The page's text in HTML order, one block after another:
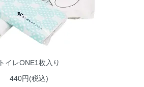
トイレONE1枚入り
440円(税込)